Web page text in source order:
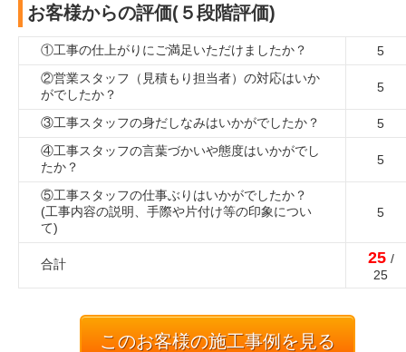
お客様からの評価(５段階評価)
①工事の仕上がりにご満足いただけましたか？
5
②営業スタッフ（見積もり担当者）の対応はいか
がでしたか？
5
③工事スタッフの身だしなみはいかがでしたか？
5
④工事スタッフの言葉づかいや態度はいかがでし
たか？
5
⑤工事スタッフの仕事ぶりはいかがでしたか？
(工事内容の説明、手際や片付け等の印象につい
て)
5
合計 25 /
25
このお客様の施工事例を見る